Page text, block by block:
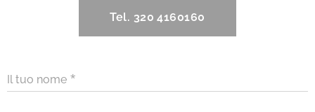
Tel. 320 4160160
Il tuo nome